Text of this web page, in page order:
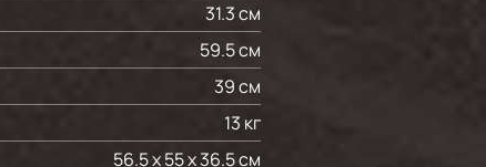
31.3 см
59.5 см
39 см
13 кг
56.5 х 55 х 36.5 см